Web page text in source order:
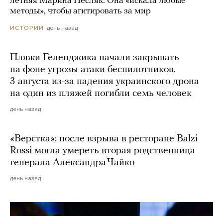
методы», чтобы агитировать за мир
ИСТОРИИ день назад
Пляжи Геленджика начали закрывать
на фоне угрозы атаки беспилотников.
3 августа из-за падения украинского дрона
на один из пляжей погибли семь человек
день назад
«Верстка»: после взрыва в ресторане Balzi
Rossi могла умереть вторая родственница
генерала Александра Чайко
день назад